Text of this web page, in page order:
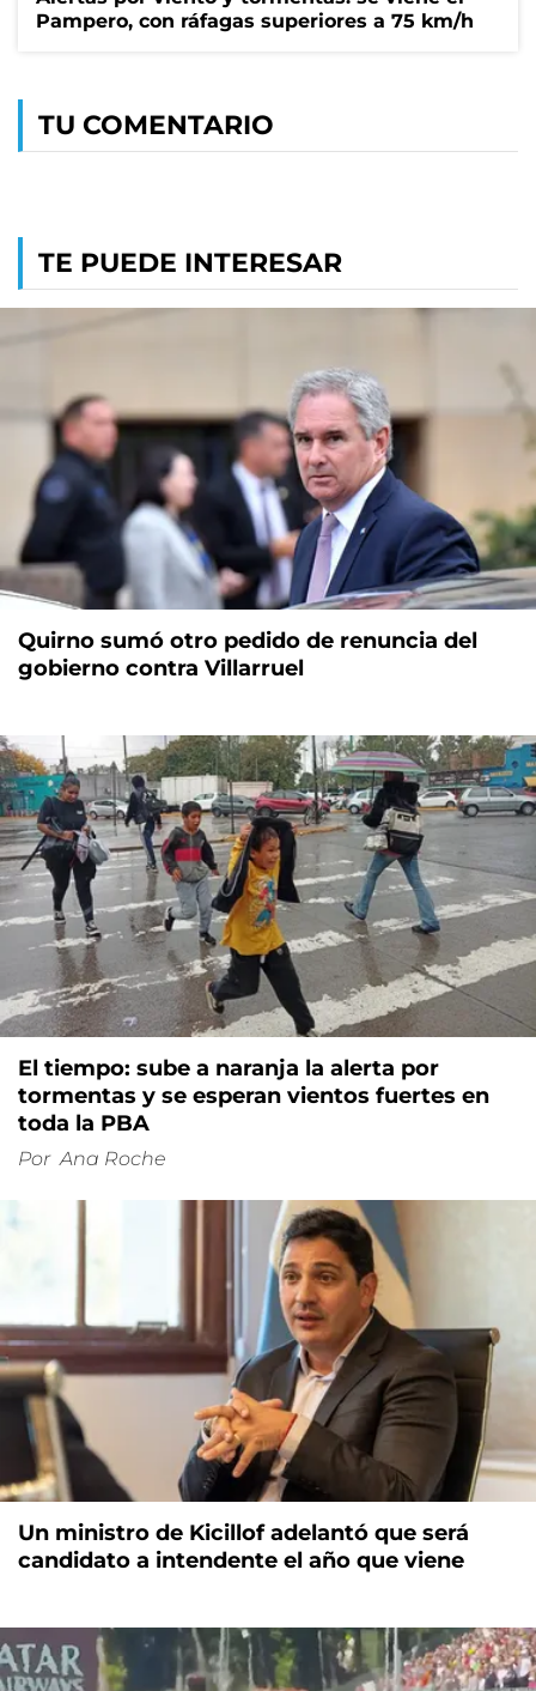
Pampero, con ráfagas superiores a 75 km/h
TU COMENTARIO
TE PUEDE INTERESAR
Quirno sumó otro pedido de renuncia del
gobierno contra Villarruel
El tiempo: sube a naranja la alerta por
tormentas y se esperan vientos fuertes en
toda la PBA
Por Ana Roche
Un ministro de Kicillof adelantó que será
candidato a intendente el año que viene